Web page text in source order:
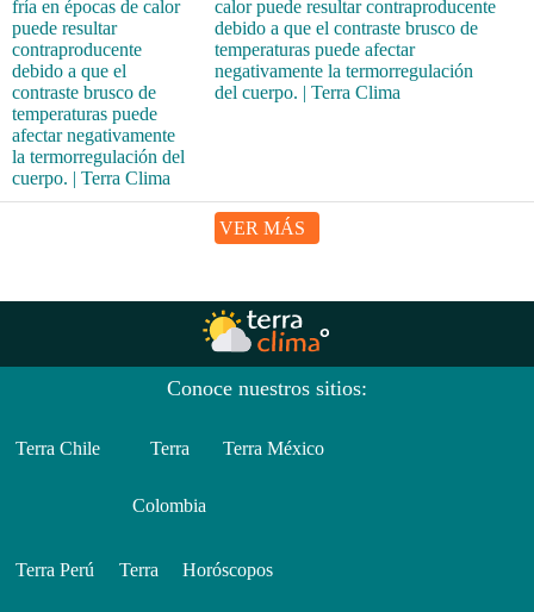
calor puede resultar contraproducente
debido a que el contraste brusco de
temperaturas puede afectar
negativamente la termorregulación
del cuerpo. | Terra Clima
VER MÁS
Conoce nuestros sitios:
Terra Chile Terra
Colombia
Terra México
Terra Perú Terra Horóscopos